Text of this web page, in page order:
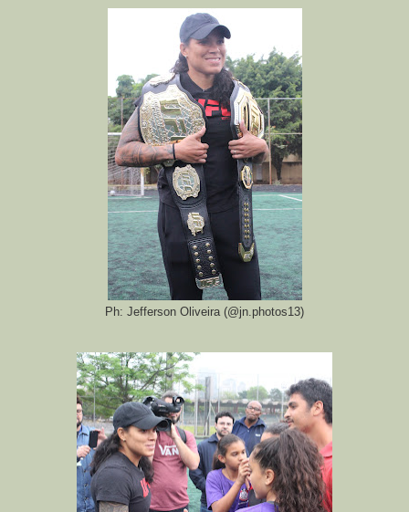
Ph: Jefferson Oliveira (@jn.photos13)